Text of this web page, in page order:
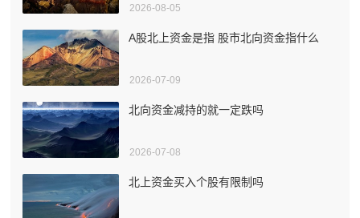
2026-08-05
A股北上资金是指 股市北向资金指什么
2026-07-09
北向资金减持的就一定跌吗
2026-07-08
北上资金买入个股有限制吗